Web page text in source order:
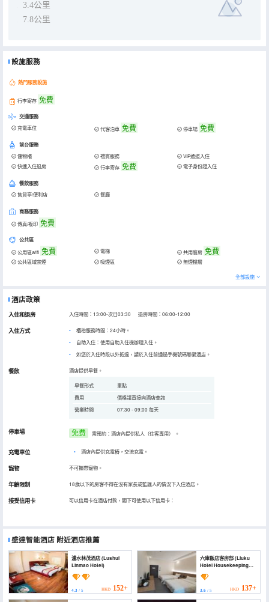
3.4公里
7.8公里
設施服務
熱門服務設施
行李寄存 免費
交通服務
充電車位 代客泊車 免費 停車場 免費
前台服務
儲物櫃 禮賓服務
VIP通道入住
快速入住退房
行李寄存 免費 電子身份證入住
餐飲服務
售貨亭/便利店 餐廳
商務服務
傳真/複印 免費
公共區
公用區wifi 免費 電梯 共用廚房 免費
公共區域禁煙 吸煙區 無煙樓層
全部設施
酒店政策
入住和退房 入住時間：13:00-次日03:30 退房時間：06:00-12:00
入住方式
櫃枱服務時間：24小時。
自助入住：使用自助入住機辦理入住。
如您於入住時段以外抵達，請於入住前通過手機號碼聯繫酒店。
餐飲 酒店提供早餐。
早餐形式
單點
費用
價格請直接向酒店查詢
營業時間
07:30 - 09:00 每天
停車場 免费 需預約：酒店內提供私人（住客專用） 。
充電車位 • 酒店內提供充電樁，交流充電。
寵物 不可攜帶寵物。
年齡限制 18歲以下的房客不得在沒有家長或監護人的情況下入住酒店。
接受信用卡 可以信用卡在酒店付款，閣下可使用以下信用卡：
盛達智能酒店 附近酒店推薦
瀘水林茂酒店 (Lushui
Linmao Hotel)
4.3 / 5 HKD 152+
六庫飯店客房部 (Liuku
Hotel Housekeeping
Department)
3.6/ 5 HKD 137+